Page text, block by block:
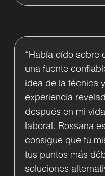
“Había oído sobre
una fuente
idea de la técnica
experiencia
después en mi
laboral. Rossana
consigue que tú
tus puntos más
soluciones